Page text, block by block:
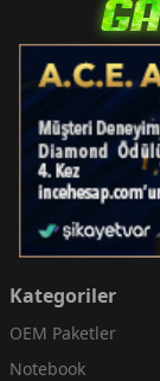
Kategoriler
OEM Paketler
Notebook